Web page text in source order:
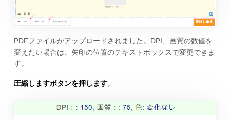
PDFファイルがアップロードされました。DPI、画質の数値を
変えたい場合は、矢印の位置のテキストボックスで変更できま
す。
圧縮しますボタンを押します。